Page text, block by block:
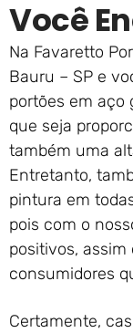
Você
Na Favaretto
Bauru – SP e
portões em aço
que seja
também uma
Entretanto,
pintura em
pois com o
positivos,
consumidores
Certamente,